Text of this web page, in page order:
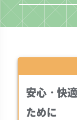
安心・快
ために